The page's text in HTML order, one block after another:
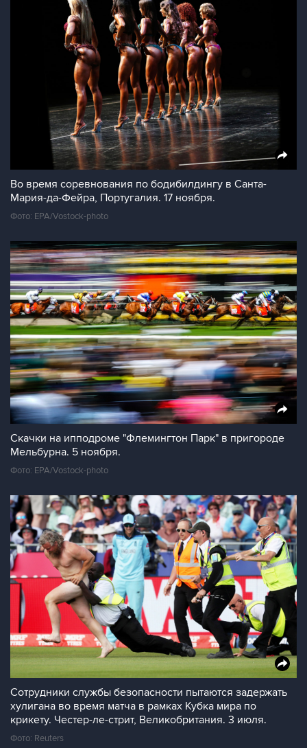
Во время соревнования по бодибилдингу в Санта-
Мария-да-Фейра, Португалия. 17 ноября.
Фото: EPA/Vostock-photo
Скачки на ипподроме "Флемингтон Парк" в пригороде
Мельбурна. 5 ноября.
Фото: EPA/Vostock-photo
Сотрудники службы безопасности пытаются задержать
хулигана во время матча в рамках Кубка мира по
крикету. Честер-ле-стрит, Великобритания. 3 июля.
Фото: Reuters